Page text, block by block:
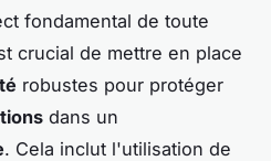
fondamental de toute
crucial de mettre en place
robustes pour protéger
dans un
. Cela inclut l'utilisation de